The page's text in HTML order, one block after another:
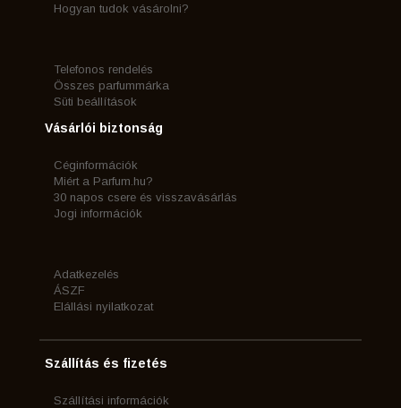
Hogyan tudok vásárolni?
Telefonos rendelés
Összes parfummárka
Süti beállítások
Vásárlói biztonság
Céginformációk
Miért a Parfum.hu?
30 napos csere és visszavásárlás
Jogi információk
Adatkezelés
ÁSZF
Elállási nyilatkozat
Szállítás és fizetés
Szállítási információk